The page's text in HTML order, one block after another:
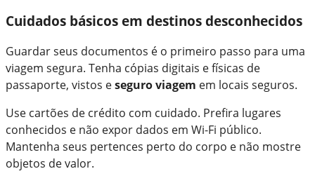
Cuidados básicos em destinos desconhecidos
Guardar seus documentos é o primeiro passo para uma
viagem segura. Tenha cópias digitais e físicas de
passaporte, vistos eseguro viagem em locais seguros.
Use cartões de crédito com cuidado. Prefira lugares
conhecidos e não expor dados em Wi-Fi público.
Mantenha seus pertences perto do corpo e não mostre
objetos de valor.